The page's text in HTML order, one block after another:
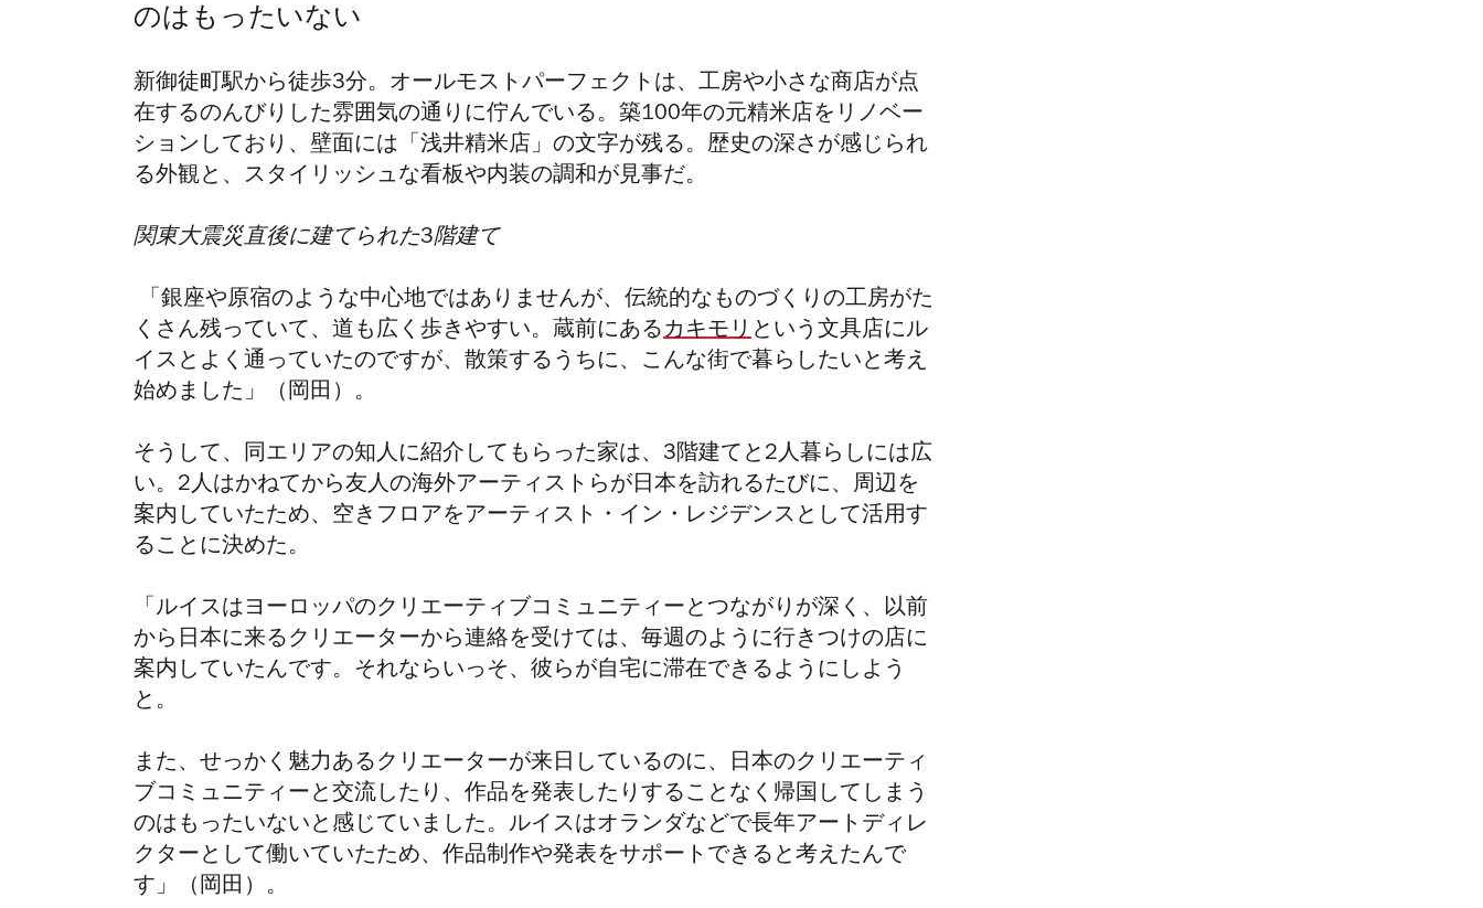
のはもったいない
新御徒町駅から徒歩3分。オールモストパーフェクトは、工房や小さな商店が点
在するのんびりした雰囲気の通りに佇んでいる。築100年の元精米店をリノベー
ションしており、壁面には「浅井精米店」の文字が残る。歴史の深さが感じられ
る外観と、スタイリッシュな看板や内装の調和が見事だ。
関東大震災直後に建てられた3階建て
「銀座や原宿のような中心地ではありませんが、伝統的なものづくりの工房がた
くさん残っていて、道も広く歩きやすい。蔵前にあるカキモリという文具店にル
イスとよく通っていたのですが、散策するうちに、こんな街で暮らしたいと考え
始めました」（岡田）。
そうして、同エリアの知人に紹介してもらった家は、 3階建てと 2人暮らしには広
い。 2人はかねてから友人の海外アーティストらが日本を訪れるたびに、周辺を
案内していたため、空きフロアを アーティスト
・イン・レジデンスとして活用す
ることに決めた。
「ルイスはヨーロッパのクリエーティブコミュニティーとつながりが深く、以前
から日本に来るクリエーターから連絡を受けては、毎週のように行きつけの店に
案内していたんです。それならいっそ、彼らが自宅に滞在できるようにしよう
と。
また、せっかく魅力あるクリエーターが来日しているのに、日本のクリエーティ
ブコミュニティーと交流したり、作品を発表したりすることなく帰国してしまう
のはもったいないと感じていました。ルイスはオランダなどで長年アートディレ
クターとして働いていたため、作品制作や発表をサポートできると考えたんで
す」（岡田）。